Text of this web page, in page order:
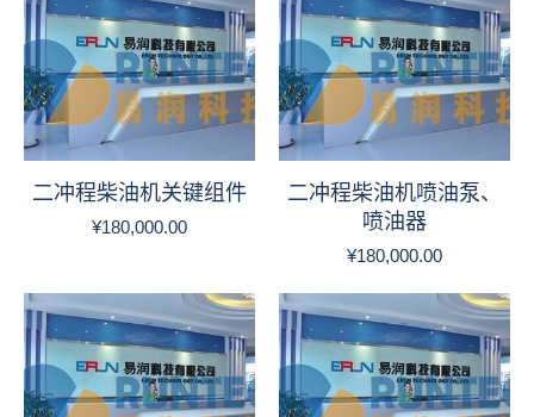
二冲程柴油机关键组件
¥180,000.00
二冲程柴油机喷油泵、
喷油器
¥180,000.00